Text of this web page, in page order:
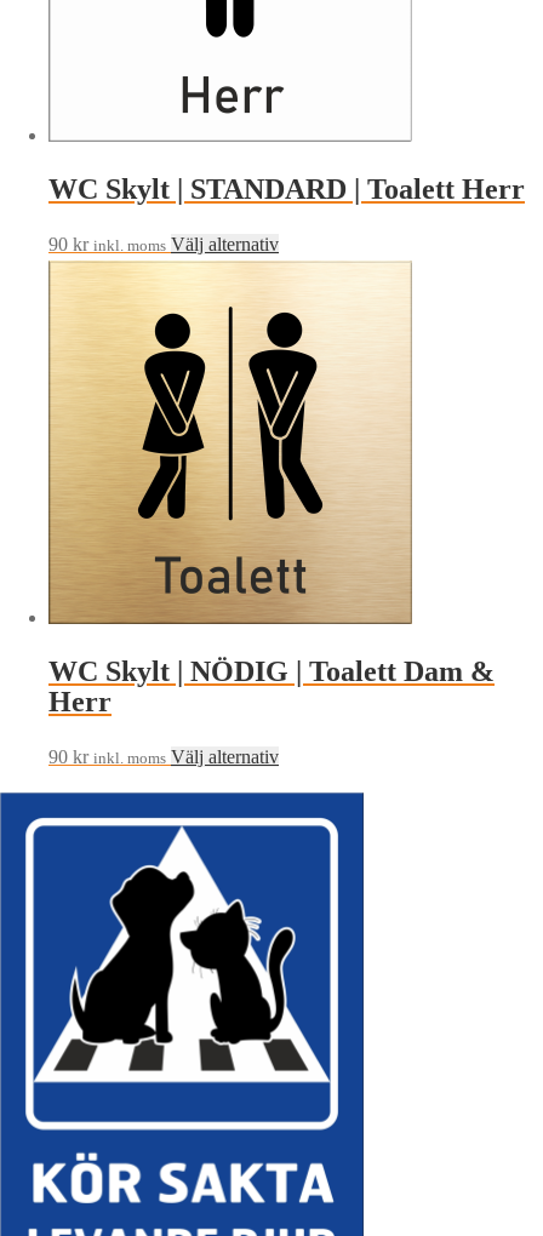
WC Skylt | STANDARD | Toalett Herr
90 kr inkl. moms Välj alternativDen
har
flera
varianter.
De
olika
alternativen
kan
väljas
på
WC Skylt | NÖDIG | Toalett Dam &
Herr
90 kr inkl. moms Välj alternativDen
produkten
De
olika
alternativen
kan
väljas
på
produktsidan